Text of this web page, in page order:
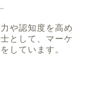
や認知度を高め
として、マーケ
しています。